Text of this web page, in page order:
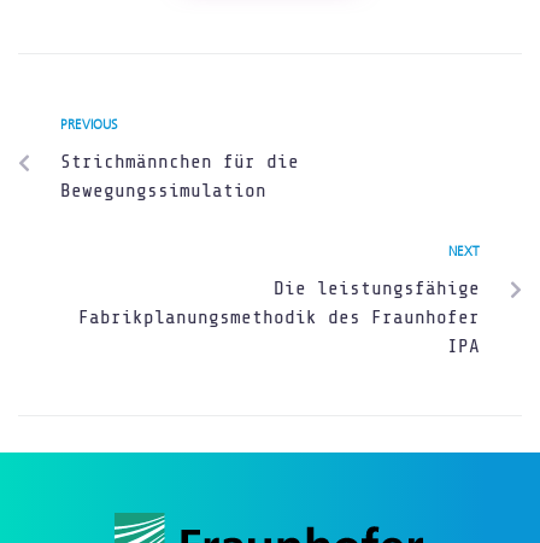
PREVIOUS
Strichmännchen für die
Bewegungssimulation
NEXT
Die leistungsfähige
Fabrikplanungsmethodik des Fraunhofer
IPA